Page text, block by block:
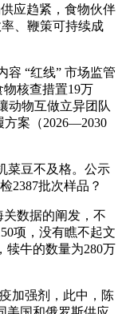
应趋紧，食物伙伴
、鞭策可持续成
“红线” 市场监管
核查措置19万
动物互做立异团队
方案（2026—2030
菜豆不及格。公示
2387批次样品？
数据的阐发，不
项，没有瞧不起文
犊牛的数量为280万
加强剂，此中，陈